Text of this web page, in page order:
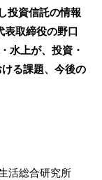
投資信託の情報
表取締役の野口
水上が、投資・
る課題、今後の
活総合研究所